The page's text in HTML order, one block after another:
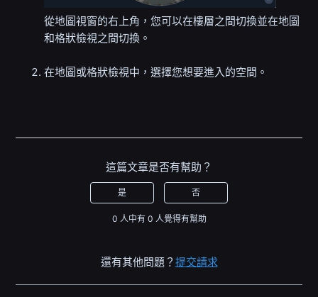
從地圖視窗的右上角，您可以在樓層之間切換並在地圖
和格狀檢視之間切換。
在地圖或格狀檢視中，選擇您想要進入的空間。
這篇文章是否有幫助？
是 否
0 人中有 0 人覺得有幫助
還有其他問題？ 提交請求